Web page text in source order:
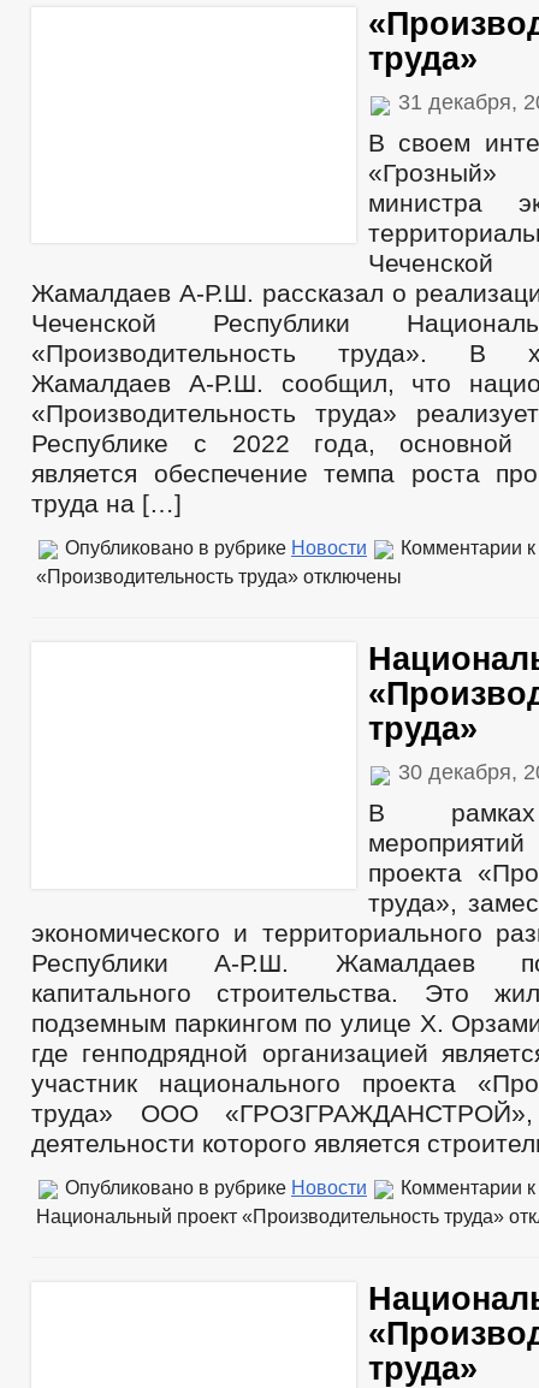
труда»
31 декабря,
В своем
министра
Жамалдаев А-Р.Ш. рассказал о
Чеченской Республики
«Производительность труда». В
Жамалдаев А-Р.Ш. сообщил, что
«Производительность труда»
Республике с 2022 года, основной
является обеспечение темпа роста
труда на […]
Опубликовано в рубрике Новости Комментарии
«Производительность труда» отключены
труда»
30 декабря,
В рамках
проекта
труда»,
экономического и территориального
Республики А-Р.Ш. Жамалдаев
капитального строительства. Это
подземным паркингом по улице Х.
где генподрядной организацией
участник национального проекта
труда» ООО
деятельности которого является
Опубликовано в рубрике Новости Комментарии
Национальный проект «Производительность труда»
труда»